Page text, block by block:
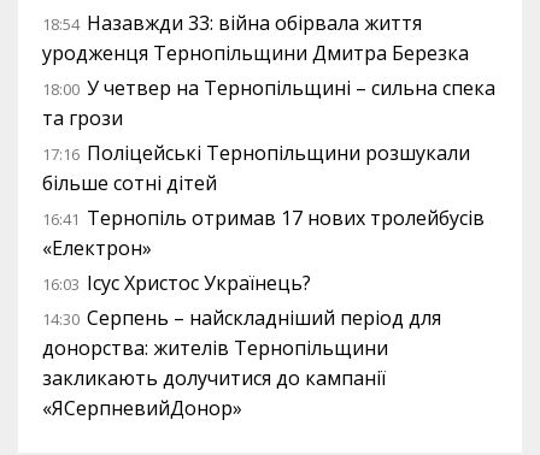
18:54 Назавжди 33: війна обірвала життя
уродженця Тернопільщини Дмитра Березка
18:00 У четвер на Тернопільщині – сильна спека
та грози
17:16 Поліцейські Тернопільщини розшукали
більше сотні дітей
16:41 Тернопіль отримав 17 нових тролейбусів
«Електрон»
16:03 Ісус Христос Українець?
14:30 Серпень – найскладніший період для
донорства: жителів Тернопільщини
закликають долучитися до кампанії
«ЯСерпневийДонор»